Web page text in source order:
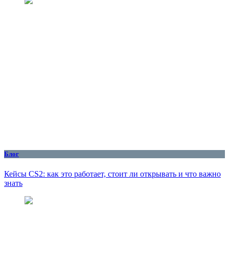
Блог
Кейсы CS2: как это работает, стоит ли открывать и что важно
знать